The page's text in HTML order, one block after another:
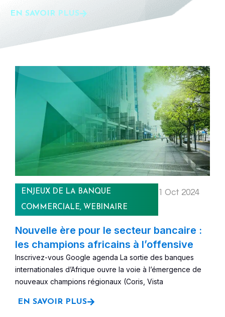
EN SAVOIR PLUS
ENJEUX DE LA BANQUE
COMMERCIALE, WEBINAIRE
1 Oct 2024
Nouvelle ère pour le secteur bancaire :
les champions africains à l’offensive
Inscrivez-vous Google agenda La sortie des banques
internationales d’Afrique ouvre la voie à l’émergence de
nouveaux champions régionaux (Coris, Vista
EN SAVOIR PLUS